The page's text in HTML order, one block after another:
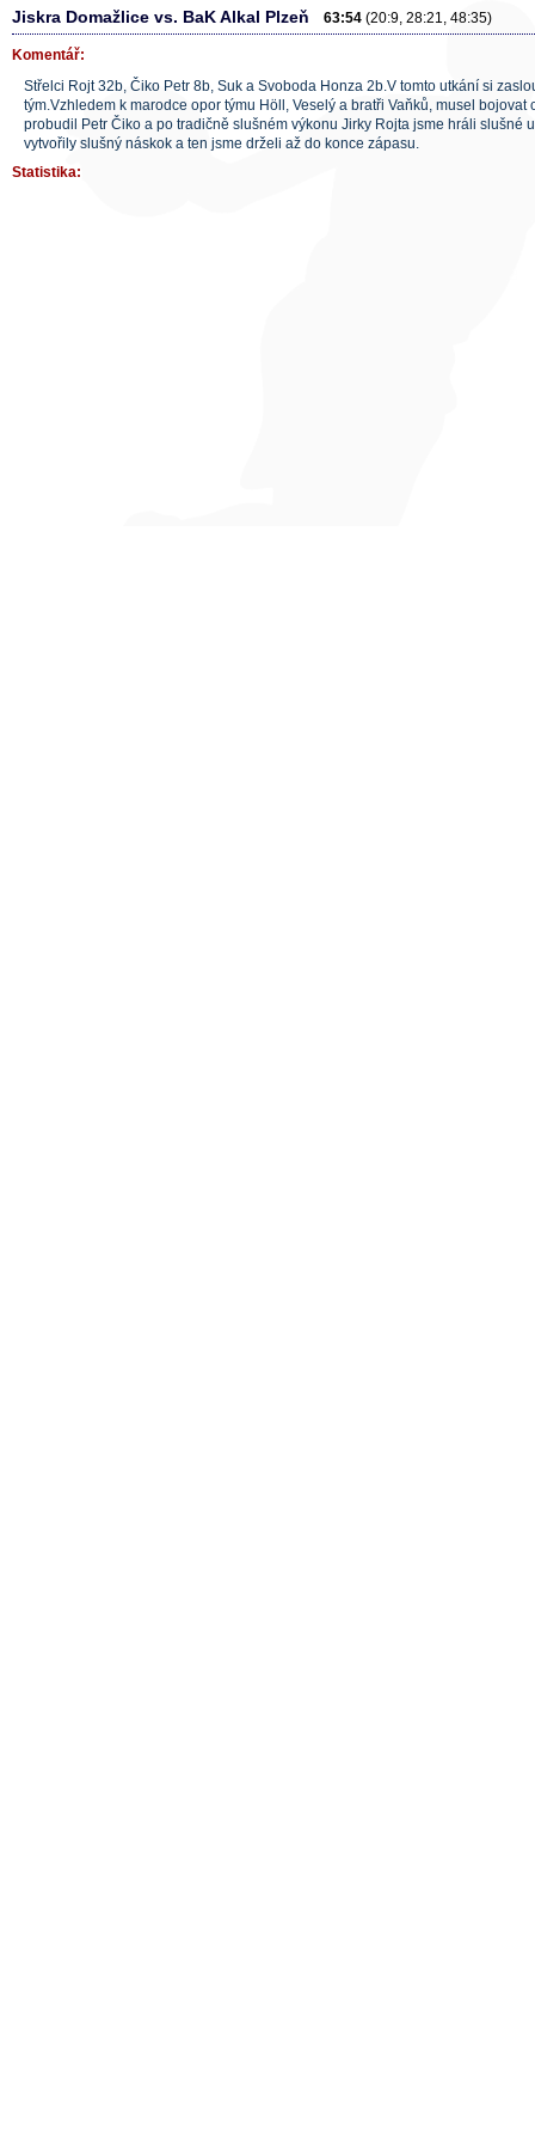
Jiskra Domažlice vs. BaK Alkal Plzeň 63:54 (20:9, 28:21, 48:35)
Komentář:
Střelci Rojt 32b, Čiko Petr 8b, Suk a Svoboda Honza 2b.V tomto utkání si
tým.Vzhledem k marodce opor týmu Höll, Veselý a bratři Vaňků, musel bojovat
probudil Petr Čiko a po tradičně slušném výkonu Jirky Rojta jsme hráli slušné
vytvořily slušný náskok a ten jsme drželi až do konce zápasu.
Statistika: